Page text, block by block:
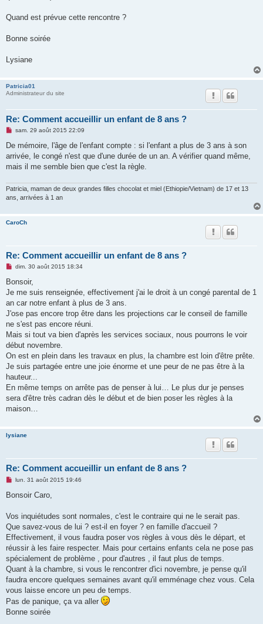
Quand est prévue cette rencontre ?
Bonne soirée
Lysiane
Patricia01
Administrateur du site
Re: Comment accueillir un enfant de 8 ans ?
M
s
a
g
o
n
l
sam. 29 août 2015 22:09
De mémoire, l'âge de l'enfant compte : si l'enfant a plus de 3 ans à son
arrivée, le congé n'est que d'une durée de un an. A vérifier quand même,
mais il me semble bien que c'est la règle.
Patricia, maman de deux grandes filles chocolat et miel (Ethiopie/Vietnam) de 17 et 13
ans, arrivées à 1 an
CaroCh
Re: Comment accueillir un enfant de 8 ans ?
M
s
a
g
n
o
l
u
dim. 30 août 2015 18:34
Bonsoir,
Je me suis renseignée, effectivement j'ai le droit à un congé parental de 1
an car notre enfant à plus de 3 ans.
J'ose pas encore trop être dans les projections car le conseil de famille
ne s'est pas encore réuni.
Mais si tout va bien d'après les services sociaux, nous pourrons le voir
début novembre.
On est en plein dans les travaux en plus, la chambre est loin d'être prête.
Je suis partagée entre une joie énorme et une peur de ne pas être à la
hauteur...
En même temps on arrête pas de penser à lui… Le plus dur je penses
sera d'être très cadran dès le début et de bien poser les règles à la
maison…
lysiane
Re: Comment accueillir un enfant de 8 ans ?
M
s
g
n
o
l
u
lun. 31 août 2015 19:46
Bonsoir Caro,
Vos inquiétudes sont normales, c'est le contraire qui ne le serait pas.
Que savez-vous de lui ? est-il en foyer ? en famille d'accueil ?
Effectivement, il vous faudra poser vos règles à vous dès le départ, et
réussir à les faire respecter. Mais pour certains enfants cela ne pose pas
spécialement de problème , pour d'autres , il faut plus de temps.
Quant à la chambre, si vous le rencontrer d'ici novembre, je pense qu'il
faudra encore quelques semaines avant qu'il emménage chez vous. Cela
vous laisse encore un peu de temps.
Pas de panique, ça va aller
Bonne soirée